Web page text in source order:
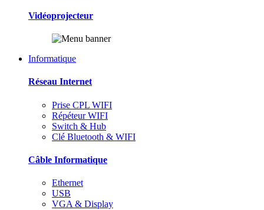
Vidéoprojecteur
Informatique
Réseau Internet
Prise CPL WIFI
Répéteur WIFI
Switch & Hub
Clé Bluetooth & WIFI
Câble Informatique
Ethernet
USB
VGA & Display